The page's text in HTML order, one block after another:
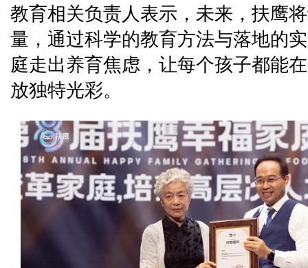
教育相关负责人表示，未来，扶鹰
量，通过科学的教育方法与落地的
庭走出养育焦虑，让每个孩子都能
放独特光彩。